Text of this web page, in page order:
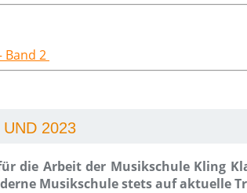
Band 2
2023
die Arbeit der Musikschule Kling
Musikschule stets auf aktuelle